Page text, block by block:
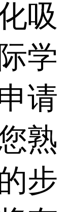
吸
学
请
熟
步